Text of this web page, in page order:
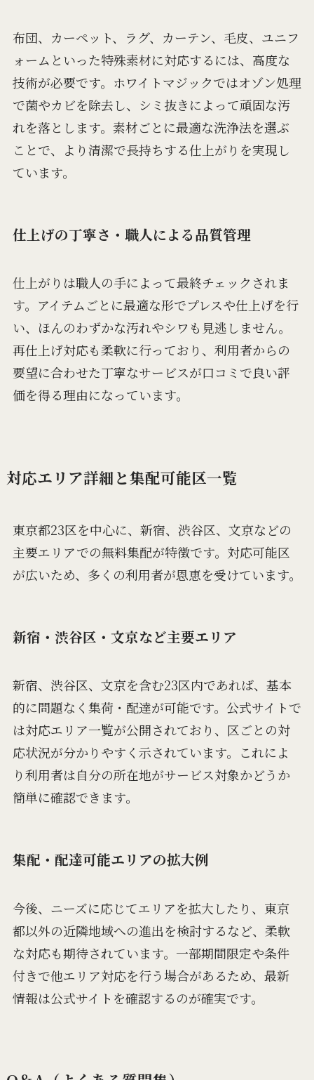
布団、カーペット、ラグ、カーテン、毛皮、ユニフ
ォームといった特殊素材に対応するには、高度な
技術が必要です。ホワイトマジックではオゾン処理
で菌やカビを除去し、シミ抜きによって頑固な汚
れを落とします。素材ごとに最適な洗浄法を選ぶ
ことで、より清潔で長持ちする仕上がりを実現し
ています。
仕上げの丁寧さ・職人による品質管理
仕上がりは職人の手によって最終チェックされま
す。アイテムごとに最適な形でプレスや仕上げを行
い、ほんのわずかな汚れやシワも見逃しません。
再仕上げ対応も柔軟に行っており、利用者からの
要望に合わせた丁寧なサービスが口コミで良い評
価を得る理由になっています。
対応エリア詳細と集配可能区一覧
東京都23区を中心に、新宿、渋谷区、文京などの
主要エリアでの無料集配が特徴です。対応可能区
が広いため、多くの利用者が恩恵を受けています。
新宿・渋谷区・文京など主要エリア
新宿、渋谷区、文京を含む23区内であれば、基本
的に問題なく集荷・配達が可能です。公式サイトで
は対応エリア一覧が公開されており、区ごとの対
応状況が分かりやすく示されています。これによ
り利用者は自分の所在地がサービス対象かどうか
簡単に確認できます。
集配・配達可能エリアの拡大例
今後、ニーズに応じてエリアを拡大したり、東京
都以外の近隣地域への進出を検討するなど、柔軟
な対応も期待されています。一部期間限定や条件
付きで他エリア対応を行う場合があるため、最新
情報は公式サイトを確認するのが確実です。